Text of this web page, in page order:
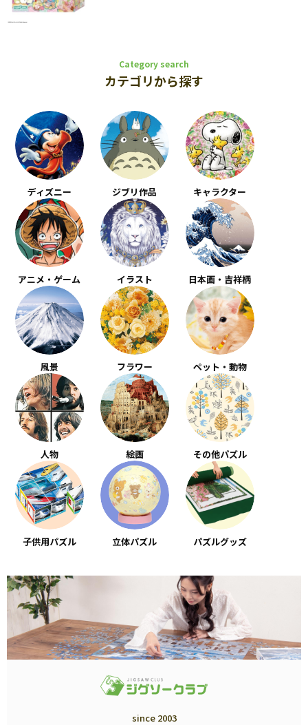
Category search
カテゴリから探す
ディズニー ジブリ作品 キャラクター
アニメ・ゲーム イラスト 日本画・吉祥柄
風景 フラワー ペット・動物
人物 絵画 その他パズル
子供用パズル 立体パズル パズルグッズ
since 2003